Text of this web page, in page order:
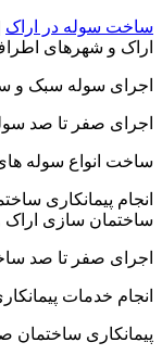
ساخت سوله در اراک|
اراک و شهرهای
اجرای سوله سبک و
اجرای صفر تا صد
ساخت انواع سوله
انجام پیمانکاری
ساختمان سازی
اجرای صفر تا صد
انجام خدمات
پیمانکاری ساختمان